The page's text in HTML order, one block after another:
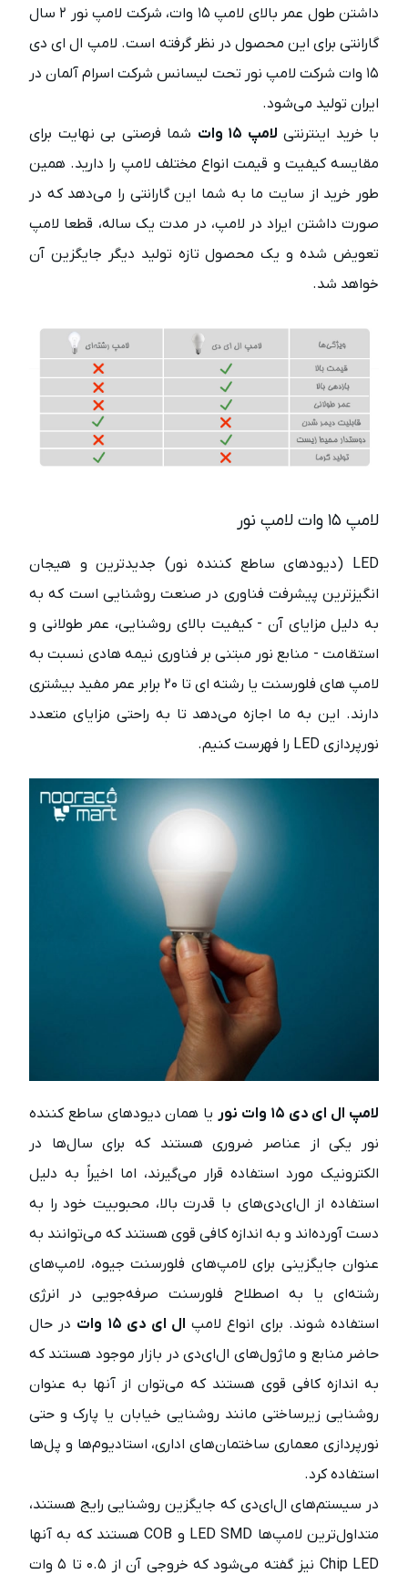
داشتن طول عمر بالای لامپ ۱۵ وات، شرکت لامپ نور ۲ سال
گارانتی برای این محصول در نظر گرفته است. لامپ ال ای دی
۱۵ وات شرکت لامپ نور تحت لیسانس شرکت اسرام آلمان در
ایران تولید می‌شود.
با خرید اینترنتی لامپ ۱۵ وات
شما فرصتی بی نهایت برای
مقایسه کیفیت و قیمت انواع مختلف لامپ را دارید. همین
طور خرید از سایت ما به شما این گارانتی را می‌دهد که در
صورت داشتن ایراد در لامپ، در مدت یک ساله، قطعا لامپ
تعویض شده و یک محصول تازه تولید دیگر جایگزین آن
خواهد شد.
لامپ ۱۵ وات لامپ نور
LED (دیودهای ساطع کننده نور) جدیدترین و هیجان
انگیزترین پیشرفت فناوری در صنعت روشنایی است که به
به دلیل مزایای آن - کیفیت بالای روشنایی، عمر طولانی و
استقامت - منابع نور مبتنی بر فناوری نیمه هادی نسبت به
لامپ های فلورسنت یا رشته ای تا ۲۰ برابر عمر مفید بیشتری
دارند. این به ما اجازه می‌دهد تا به راحتی مزایای متعدد
نورپردازی LED را فهرست کنیم.
لامپ ال ای دی ۱۵ وات نور
یا همان دیودهای ساطع کننده
نور یکی از عناصر ضروری هستند که برای سال‌ها در
الکترونیک مورد استفاده قرار می‌گیرند، اما اخیراً به دلیل
استفاده از ال‌ای‌دی‌های با قدرت بالا، محبوبیت خود را به
دست آورده‌اند و به اندازه کافی قوی هستند که می‌توانند به
عنوان جایگزینی برای لامپ‌های فلورسنت جیوه، لامپ‌های
رشته‌ای یا به اصطلاح فلورسنت صرفه‌جویی در انرژی
استفاده شوند. برای انواع لامپ ال ای دی ۱۵ وات
در حال
حاضر منابع و ماژول‌های ال‌ای‌دی در بازار موجود هستند که
به اندازه کافی قوی هستند که می‌توان از آنها به عنوان
روشنایی زیرساختی مانند روشنایی خیابان یا پارک و حتی
نورپردازی معماری ساختمان‌های اداری، استادیوم‌ها و پل‌ها
استفاده کرد.
در سیستم‌های ال‌ای‌دی که جایگزین روشنایی رایج هستند،
متداول‌ترین لامپ‌ها LED SMD و COB هستند که به آنها
Chip LED نیز گفته می‌شود که خروجی آن از ۰.۵ تا ۵ وات